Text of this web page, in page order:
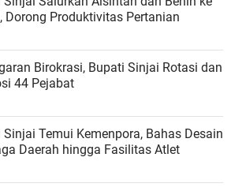
Dorong Produktivitas Pertanian
Birokrasi, Bupati Sinjai Rotasi dan
44 Pejabat
Sinjai Temui Kemenpora, Bahas Desain
Daerah hingga Fasilitas Atlet